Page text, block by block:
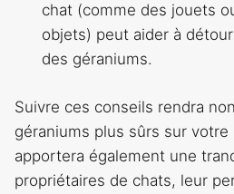
chat (comme des jouets
objets) peut aider à
des géraniums.
Suivre ces conseils rendra
géraniums plus sûrs sur votre
apportera également une
propriétaires de chats, leur